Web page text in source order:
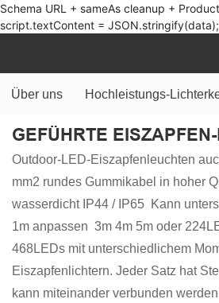
Schema URL + sameAs cleanup +
script.textContent =
Über uns Hochleistungs-
GEFÜHRTE
Outdoor-LED-Eiszapfenleuchten
mm2 rundes Gummikabel in hoher
wasserdicht IP44 / IP65 Kann
1m anpassen 3m 4m 5m oder
468LEDs mit unterschiedlichem
Eiszapfenlichtern. Jeder Satz hat
kann miteinander verbunden